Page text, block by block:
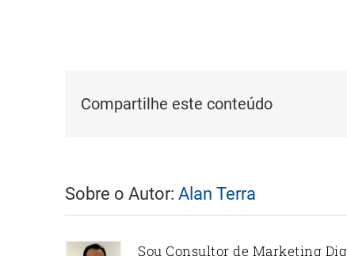
Compartilhe este conteúdo
Sobre o Autor: Alan Terra
Sou Consultor de Marketing